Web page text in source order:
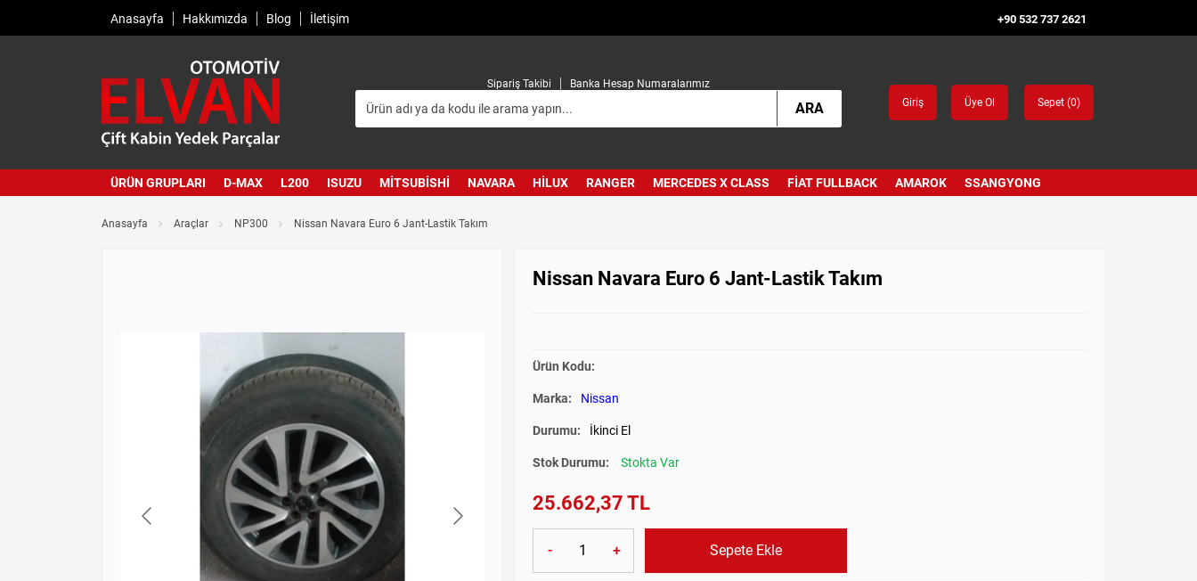
Anasayfa Hakkımızda Blog İletişim +90 532 737 2621
Sipariş Takibi Banka Hesap Numaralarımız
ARA Giriş Üye Ol Sepet (0)
ÜRÜN GRUPLARI D-MAX L200 ISUZU MITSUBISHI NAVARA HILUX RANGER MERCEDES X CLASS FIAT FULLBACK AMAROK SSANGYONG
Anasayfa Araçlar NP300 Nissan Navara Euro 6 Jant-Lastik Takım
Nissan Navara Euro 6 Jant-Lastik Takım
Ürün Kodu:
Marka: Nissan
Durumu: İkinci El
Stok Durumu: Stokta Var
25.662,37 TL
- + Sepete Ekle